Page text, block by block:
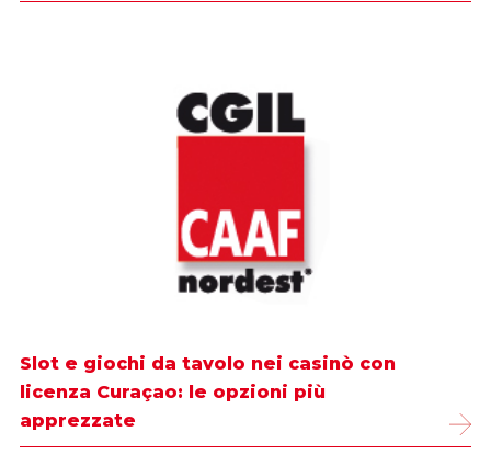
Slot e giochi da tavolo nei casinò con
licenza Curaçao: le opzioni più
apprezzate